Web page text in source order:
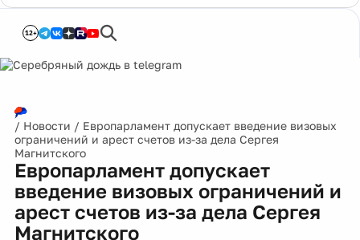
12+
/ Новости / Европарламент допускает введение визовых
ограничений и арест счетов из-за дела Сергея
Магнитского
Европарламент допускает
введение визовых ограничений и
арест счетов из-за дела Сергея
Магнитского